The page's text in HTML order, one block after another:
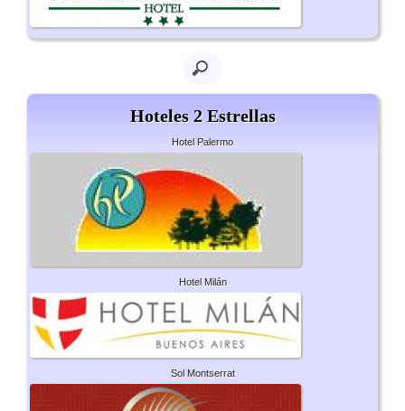
Hoteles 2 Estrellas
Hotel Palermo
Hotel Milán
Sol Montserrat